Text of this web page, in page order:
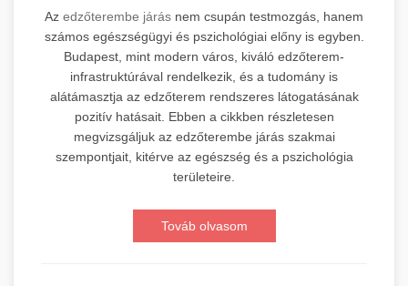
Az edzőterembe járás nem csupán testmozgás, hanem
számos egészségügyi és pszichológiai előny is egyben.
Budapest, mint modern város, kiváló edzőterem-
infrastruktúrával rendelkezik, és a tudomány is
alátámasztja az edzőterem rendszeres látogatásának
pozitív hatásait. Ebben a cikkben részletesen
megvizsgáljuk az edzőterembe járás szakmai
szempontjait, kitérve az egészség és a pszichológia
területeire.
Továb olvasom